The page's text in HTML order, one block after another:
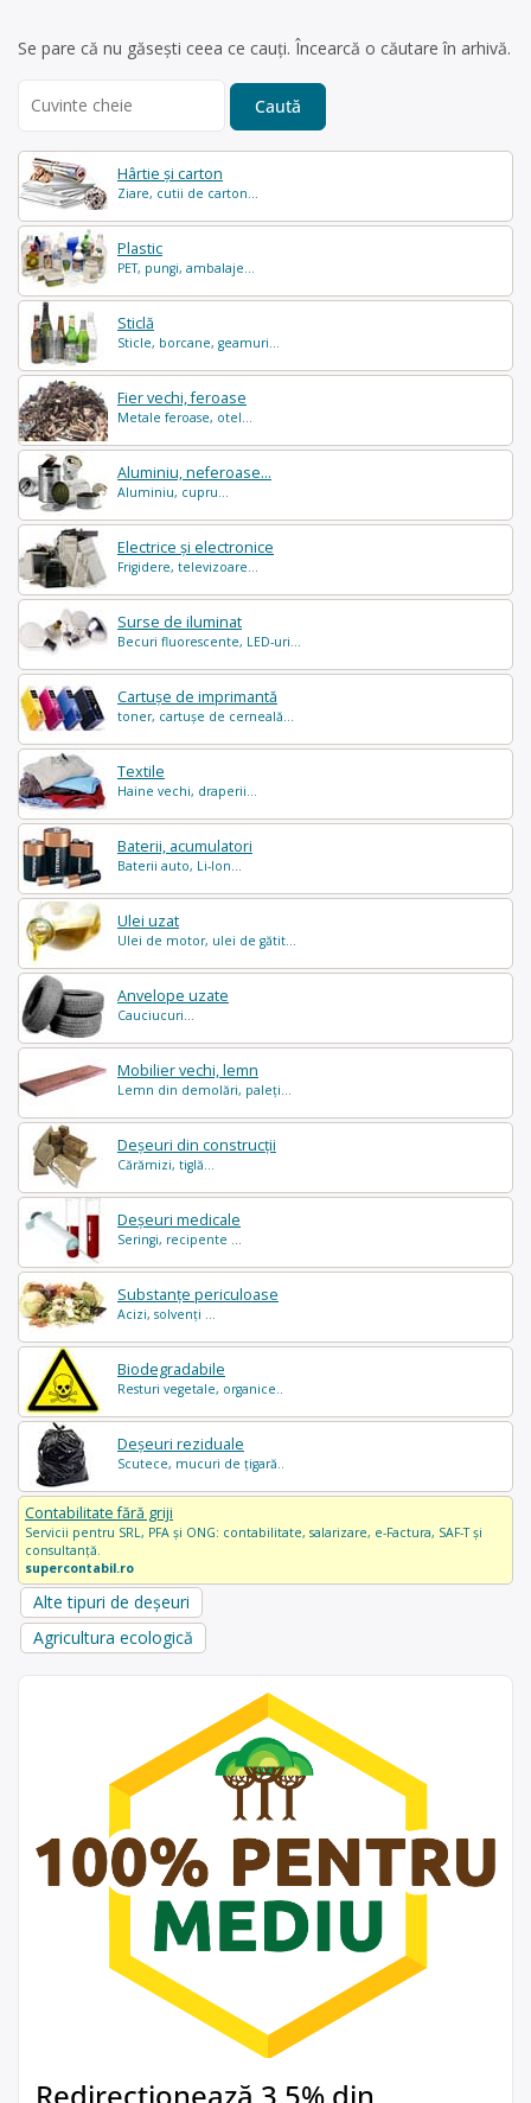
Hârtie și carton
Ziare, cutii de carton...
Plastic
PET, pungi, ambalaje...
Sticlă
Sticle, borcane, geamuri...
Fier vechi, feroase
Metale feroase, otel...
Aluminiu, neferoase...
Aluminiu, cupru...
Electrice și electronice
Frigidere, televizoare...
Surse de iluminat
Becuri fluorescente, LED-uri...
Cartușe de imprimantă
toner, cartușe de cerneală...
Textile
Haine vechi, draperii...
Baterii, acumulatori
Baterii auto, Li-Ion...
Ulei uzat
Ulei de motor, ulei de gătit...
Anvelope uzate
Cauciucuri...
Mobilier vechi, lemn
Lemn din demolări, paleți...
Deșeuri din construcții
Cărămizi, tiglă...
Deșeuri medicale
Seringi, recipente ...
Substanțe periculoase
Acizi, solvenți ...
Biodegradabile
Resturi vegetale, organice..
Deșeuri reziduale
Scutece, mucuri de țigară..
Contabilitate fără griji
Servicii pentru SRL, PFA și ONG: contabilitate, salarizare, e-Factura, SAF-T și
consultanță.
supercontabil.ro
Alte tipuri de deșeuri
Agricultura ecologică
Se pare că nu găsești ceea ce cauți. Încearcă o căutare în arhivă.
for: